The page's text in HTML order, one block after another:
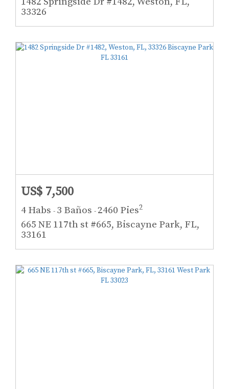
33326
US$ 7,500
4 Habs - 3 Baños -2460 Pies2
665 NE 117th st #665, Biscayne Park, FL,
33161